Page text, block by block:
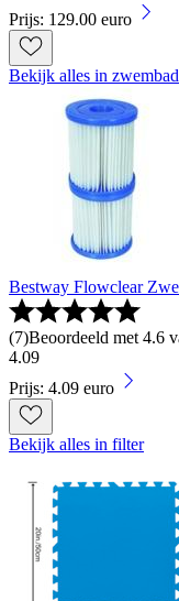
Prijs: 129.00 euro
Bekijk alles in zwembad
Bestway Flowclear
(7)Beoordeeld met 4.6
4.09
Prijs: 4.09 euro
Bekijk alles in filter